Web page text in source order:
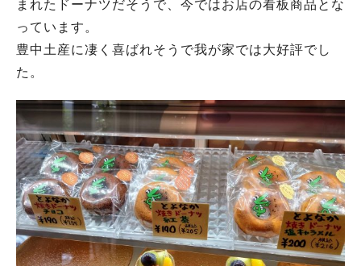
まれたドーナツだそうで、今ではお店の看板商品とな
っています。
豊中土産に凄く喜ばれそうで我が家では大好評でし
た。